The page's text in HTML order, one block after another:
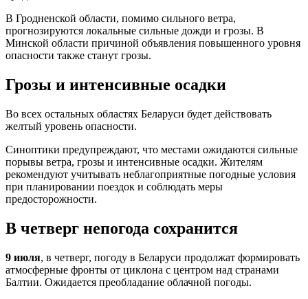
В Гродненской области, помимо сильного ветра,
прогнозируются локальные сильные дожди и грозы. В
Минской области причиной объявления повышенного уровня
опасности также станут грозы.
Грозы и интенсивные осадки
Во всех остальных областях Беларуси будет действовать
желтый уровень опасности.
Синоптики предупреждают, что местами ожидаются сильные
порывы ветра, грозы и интенсивные осадки. Жителям
рекомендуют учитывать неблагоприятные погодные условия
при планировании поездок и соблюдать меры
предосторожности.
В четверг непогода сохранится
9 июля, в четверг, погоду в Беларуси продолжат формировать
атмосферные фронты от циклона с центром над странами
Балтии. Ожидается преобладание облачной погоды.